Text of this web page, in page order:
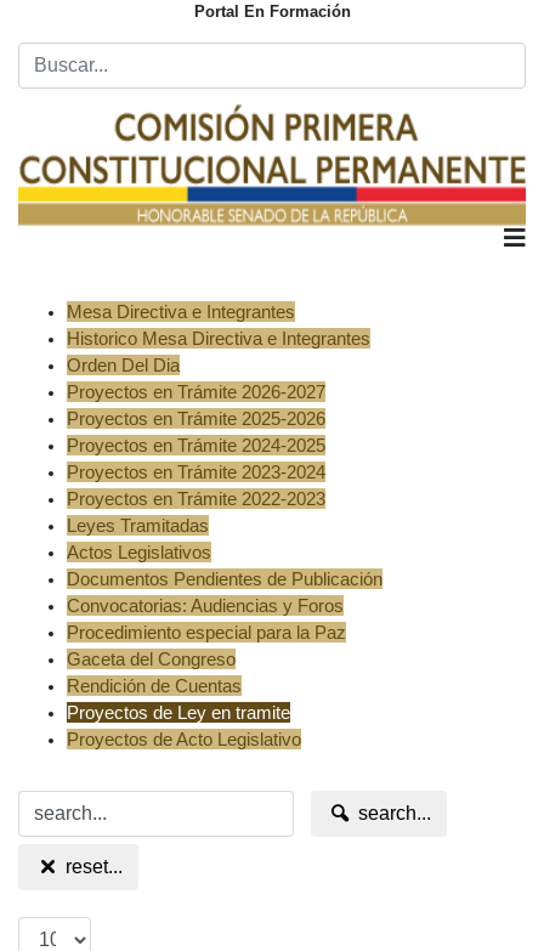
Portal En Formación
Mesa Directiva e Integrantes
Historico Mesa Directiva e Integrantes
Orden Del Dia
Proyectos en Trámite 2026-2027
Proyectos en Trámite 2025-2026
Proyectos en Trámite 2024-2025
Proyectos en Trámite 2023-2024
Proyectos en Trámite 2022-2023
Leyes Tramitadas
Actos Legislativos
Documentos Pendientes de Publicación
Convocatorias: Audiencias y Foros
Procedimiento especial para la Paz
Gaceta del Congreso
Rendición de Cuentas
Proyectos de Ley en tramite
Proyectos de Acto Legislativo
search...
reset...